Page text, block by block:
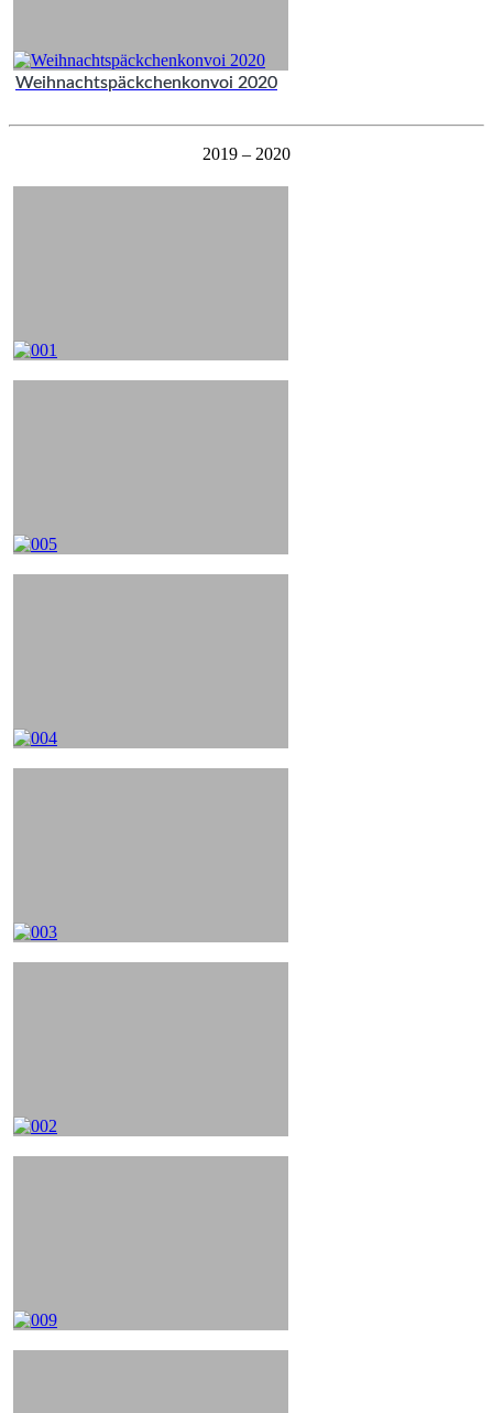
Weihnachtspäckchenkonvoi 2020
2019 – 2020